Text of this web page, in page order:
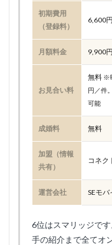
初期費用
（登録料）
6,600
月額料金 9,900
お見合い料
無料 ※
円／件
可能
成婚料 無料
加盟（情報
共有）
コネク
運営会社 SEモ
6位はスマリッジで
手の紹介まで全てオ